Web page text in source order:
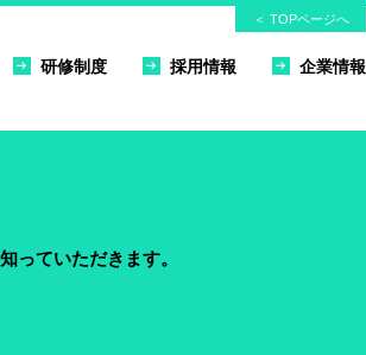
研修制度 採用情報 企業情報
＜ TOPページへ
っていただきます。